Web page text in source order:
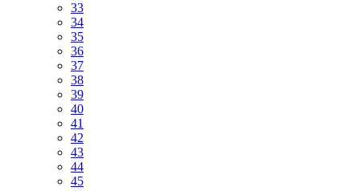
33
34
35
36
37
38
39
40
41
42
43
44
45